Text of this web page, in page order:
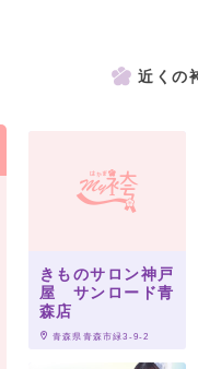
近くの
きものサロン神戸
屋 サンロード青
森店
青森県青森市緑3-9-2